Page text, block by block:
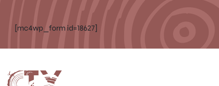
[mc4wp_form id=18627]